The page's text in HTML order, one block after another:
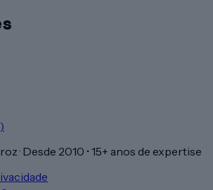
· Desde 2010 • 15+ anos de expertise